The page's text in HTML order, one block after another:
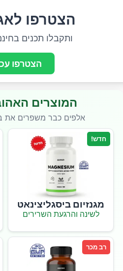
הצטרפו
ותקבלו תכנים
הצטרפו
המוצרים
אלפים כבר משפרים את
חדש!
מגנזיום ביסגליצינאט
לשינה והרגעת השרירים
רב מכר